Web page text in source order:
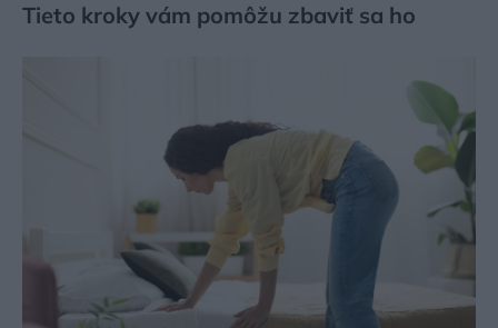
Tieto kroky vám pomôžu zbaviť sa ho